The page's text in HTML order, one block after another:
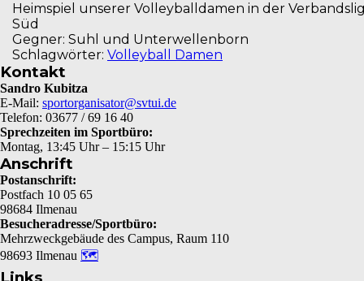
Heimspiel unserer Volleyballdamen in der
Süd
Gegner: Suhl und Unterwellenborn
Schlagwörter: Volleyball Damen
Kontakt
Sandro Kubitza
E-Mail: sportorganisator@svtui.de
Telefon: 03677 / 69 16 40
Sprechzeiten im Sportbüro:
Montag, 13:45 Uhr – 15:15 Uhr
Anschrift
Postanschrift:
Postfach 10 05 65
98684 Ilmenau
Besucheradresse/Sportbüro:
Mehrzweckgebäude des Campus, Raum 110
98693 Ilmenau 🗺